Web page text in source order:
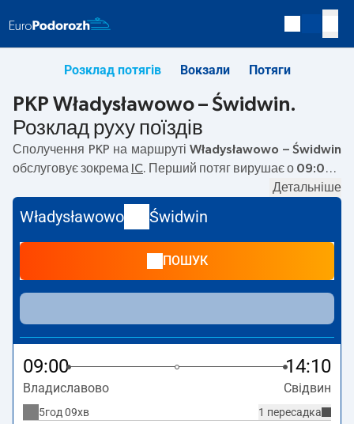
Розклад потягів Вокзали Потяги
PKP Władysławowo – Świdwin.
Розклад руху поїздів
Сполучення PKP на маршруті Władysławowo – Świdwin
обслуговує зокрема IC . Перший потяг вирушає о 09:00з
вирушає о 09:36. На маршруті
курсують також інші потяги: — пропонують нижчу ціну
квитка і зазвичай довший час подорожі. Потяг завершує
маршрут на станції Świdwin.
Детальніше
Władysławowo Świdwin
ПОШУК
09:00 14:10
Владиславово Свідвин
1 пересадка
5год 09хв